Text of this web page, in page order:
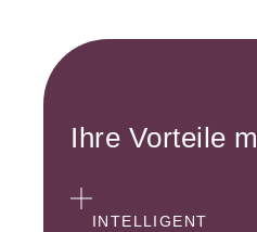
Ihre Vorteile
INTELLIGENT